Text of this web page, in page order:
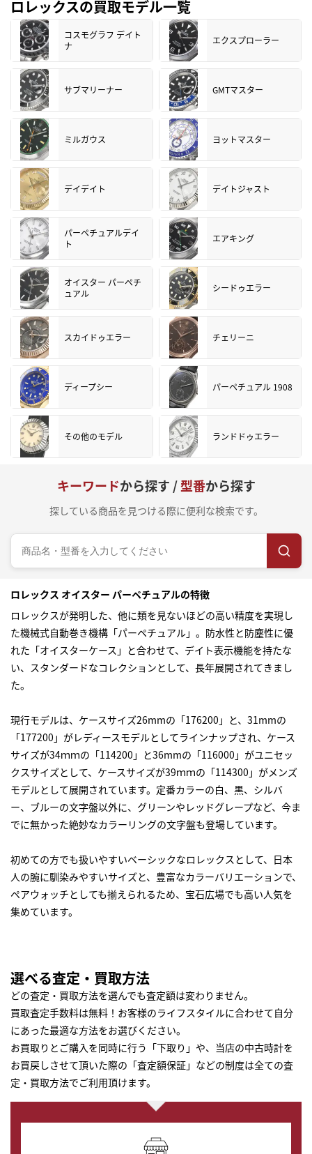
ロレックスの買取モデル一覧
コスモグラフ デイト
ナ
エクスプローラー
サブマリーナー GMTマスター
ミルガウス ヨットマスター
デイデイト デイトジャスト
パーペチュアルデイ
ト
エアキング
オイスター パーペチ
ュアル
シードゥエラー
スカイドゥエラー チェリーニ
ディープシー パーペチュアル 1908
その他のモデル ランドドゥエラー
キーワードから探す /型番から探す
探している商品を見つける際に便利な検索です。
ロレックス オイスター パーペチュアルの特徴
ロレックスが発明した、他に類を見ないほどの高い精度を実現し
た機械式自動巻き機構「パーペチュアル」。防水性と防塵性に優
れた「オイスターケース」と合わせて、デイト表示機能を持たな
い、スタンダードなコレクションとして、長年展開されてきまし
た。
現行モデルは、ケースサイズ26mmの「176200」と、31mmの
「177200」がレディースモデルとしてラインナップされ、ケース
サイズが34ｍｍの「114200」と36mmの「116000」がユニセッ
クスサイズとして、ケースサイズが39ｍｍの「114300」がメンズ
モデルとして展開されています。定番カラーの白、黒、シルバ
ー、ブルーの文字盤以外に、グリーンやレッドグレープなど、今ま
でに無かった絶妙なカラーリングの文字盤も登場しています。
初めての方でも扱いやすいベーシックなロレックスとして、日本
人の腕に馴染みやすいサイズと、豊富なカラーバリエーションで、
ペアウォッチとしても揃えられるため、宝石広場でも高い人気を
集めています。
選べる査定・買取方法
どの査定・買取方法を選んでも査定額は変わりません。
買取査定手数料は無料！お客様のライフスタイルに合わせて自分
にあった最適な方法をお選びください。
お買取りとご購入を同時に行う「下取り」や、当店の中古時計を
お買戻しさせて頂いた際の「査定額保証」などの制度は全ての査
定・買取方法でご利用頂けます。